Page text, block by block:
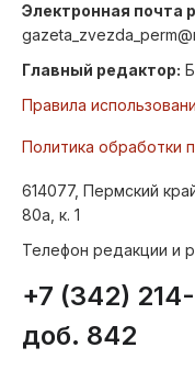
Электронная почта
Главный редактор:
Правила
Политика обработки
614077, Пермский
80а, к. 1
Телефон редакции и
+7 (342)
доб. 842